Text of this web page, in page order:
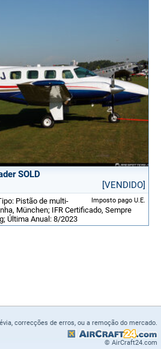
SOLD
[VENDIDO]
Imposto pago U.E.
Pistão de multi-
München; IFR Certificado, Sempre
Última Anual: 8/2023
correcções de erros, ou a remoção do mercado.
© AirCraft24.com